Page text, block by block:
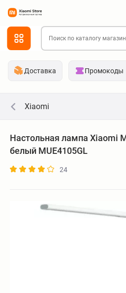
Доставка Промокоды
Xiaomi
Настольная лампа Xiaomi
белый MUE4105GL
24